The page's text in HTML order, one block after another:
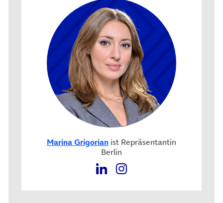
Marina Grigorian ist Repräsentantin
Berlin